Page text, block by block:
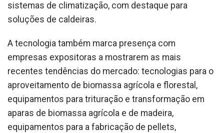
sistemas de climatização, com destaque para
soluções de caldeiras.
A tecnologia também marca presença com
empresas expositoras a mostrarem as mais
recentes tendências do mercado: tecnologias para o
aproveitamento de biomassa agrícola e florestal,
equipamentos para trituração e transformação em
aparas de biomassa agrícola e de madeira,
equipamentos para a fabricação de pellets,